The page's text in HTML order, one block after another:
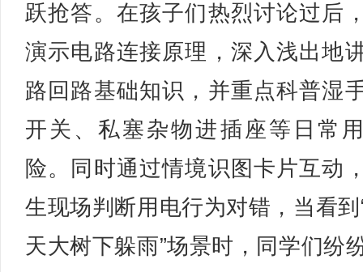
跃抢答。在孩子们热烈讨论过后
演示电路连接原理，深入浅出地
路回路基础知识，并重点科普湿
开关、私塞杂物进插座等日常
险。同时通过情境识图卡片互动
生现场判断用电行为对错，当看到
天大树下躲雨”场景时，同学们纷